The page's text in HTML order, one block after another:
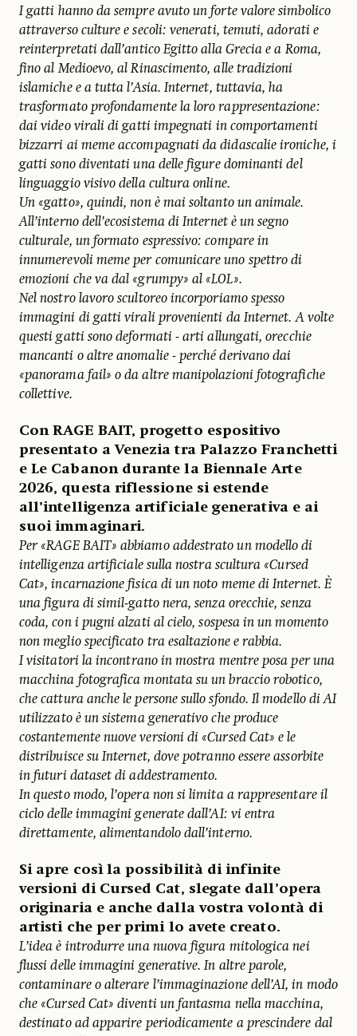
I gatti hanno da sempre avuto un forte valore simbolico
attraverso culture e secoli: venerati, temuti, adorati e
reinterpretati dall’antico Egitto alla Grecia e a Roma,
fino al Medioevo, al Rinascimento, alle tradizioni
islamiche e a tutta l’Asia. Internet, tuttavia, ha
trasformato profondamente la loro rappresentazione:
dai video virali di gatti impegnati in comportamenti
bizzarri ai meme accompagnati da didascalie ironiche, i
gatti sono diventati una delle figure dominanti del
linguaggio visivo della cultura online.
Un «gatto», quindi, non è mai soltanto un animale.
All’interno dell’ecosistema di Internet è un segno
culturale, un formato espressivo: compare in
innumerevoli meme per comunicare uno spettro di
emozioni che va dal «grumpy» al «LOL».
Nel nostro lavoro scultoreo incorporiamo spesso
immagini di gatti virali provenienti da Internet. A volte
questi gatti sono deformati - arti allungati, orecchie
mancanti o altre anomalie - perché derivano dai
«panorama fail» o da altre manipolazioni fotografiche
collettive.
Con RAGE BAIT, progetto espositivo
presentato a Venezia tra Palazzo Franchetti
e Le Cabanon durante la Biennale Arte
2026, questa riflessione si estende
all’intelligenza artificiale generativa e ai
suoi immaginari.
Per «RAGE BAIT» abbiamo addestrato un modello di
intelligenza artificiale sulla nostra scultura «Cursed
Cat», incarnazione fisica di un noto meme di Internet. È
una figura di simil-gatto nera, senza orecchie, senza
coda, con i pugni alzati al cielo, sospesa in un momento
non meglio specificato tra esaltazione e rabbia.
I visitatori la incontrano in mostra mentre posa per una
macchina fotografica montata su un braccio robotico,
che cattura anche le persone sullo sfondo. Il modello di AI
utilizzato è un sistema generativo che produce
costantemente nuove versioni di «Cursed Cat» e le
distribuisce su Internet, dove potranno essere assorbite
in futuri dataset di addestramento.
In questo modo, l’opera non si limita a rappresentare il
ciclo delle immagini generate dall’AI: vi entra
direttamente, alimentandolo dall’interno.
Si apre così la possibilità di infinite
versioni di Cursed Cat, slegate dall’opera
originaria e anche dalla vostra volontà di
artisti che per primi lo avete creato.
L’idea è introdurre una nuova figura mitologica nei
flussi delle immagini generative. In altre parole,
contaminare o alterare l’immaginazione dell’AI, in modo
che «Cursed Cat» diventi un fantasma nella macchina,
destinato ad apparire periodicamente a prescindere dal